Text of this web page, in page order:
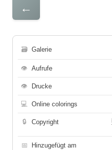
←
🗃 Galerie
👁 Aufrufe
👁 Drucke
💻 Online colorings
🔒 Copyright
📅 Hinzugefügt am